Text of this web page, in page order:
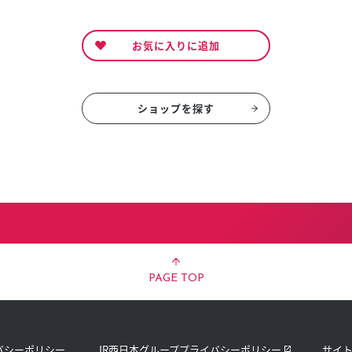
お気に入りに追加
ショップを探す
PAGE TOP